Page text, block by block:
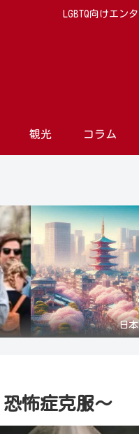
LGBTQ向けエン
観光 コラム
日
怖症克服～